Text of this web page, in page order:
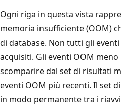
Ogni riga in questa vista
memoria insufficiente (OOM)
di database. Non tutti gli
acquisiti. Gli eventi OOM
scomparire dal set di risultati
eventi OOM più recenti. Il set
in modo permanente tra i